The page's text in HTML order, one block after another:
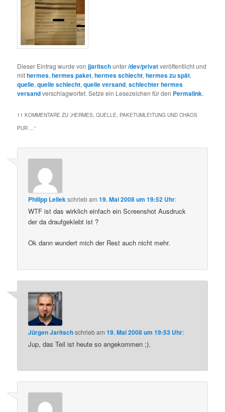
Dieser Eintrag wurde vonjjaritschunter/dev/privatveröffentlicht und
mithermes,hermes paket,hermes schlecht,hermes zu spät,
quelle,quelle schlecht,quelle versand,schlechter hermes
versandverschlagwortet. Setze ein Lesezeichen für den Permalink.
11 KOMMENTARE ZU „HERMES, QUELLE, PAKETUMLEITUNG UND CHAOS
PUR …“
Philipp Lellekschriebam19. Mai 2008 um 19:52 Uhr:
WTF ist das wirklich einfach ein Screenshot Ausdruck
der da draufgeklebt ist ?
Ok dann wundert mich der Rest auch nicht mehr.
Jürgen Jaritschschriebam19. Mai 2008 um 19:53 Uhr:
Jup, das Teil ist heute so angekommen ;).